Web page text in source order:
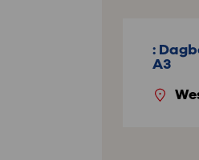
:
A3